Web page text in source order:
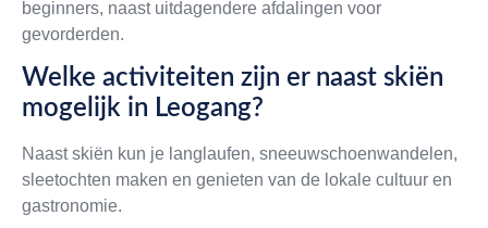
beginners, naast uitdagendere afdalingen voor
gevorderden.
Welke activiteiten zijn er naast skiën
mogelijk in Leogang?
Naast skiën kun je langlaufen, sneeuwschoenwandelen,
sleetochten maken en genieten van de lokale cultuur en
gastronomie.